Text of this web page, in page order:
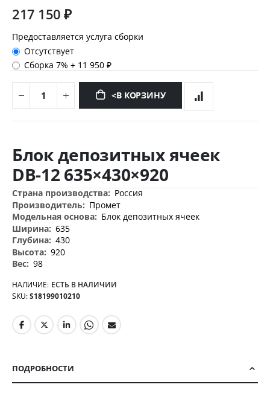
217 150 ₽
Предоставляется услуга сборки
Отсутствует
Сборка 7%+ 11 950 ₽
<В КОРЗИНУ
к
началу
изображений
Блок депозитных ячеек
DB-12 635×430×920
Дополнительная
информация
Россия
Промет
Блок депозитных ячеек
635
430
920
98
НАЛИЧИЕ: ЕСТЬ В НАЛИЧИИ
SKU S18199010210
ПОДРОБНОСТИ